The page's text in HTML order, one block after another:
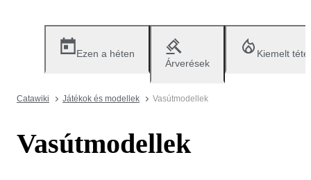
Ezen a héten
Árverések
Kiemelt
Catawiki Játékok és modellek Vasútmodellek
Vasútmodellek